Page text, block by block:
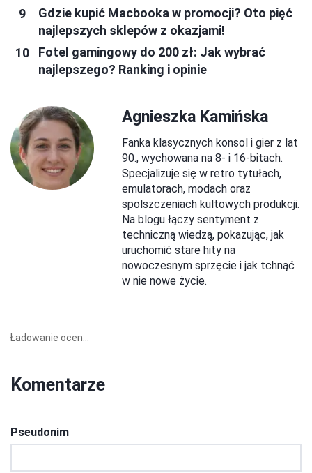
Gdzie kupić Macbooka w promocji? Oto pięć
najlepszych sklepów z okazjami!
Fotel gamingowy do 200 zł: Jak wybrać
najlepszego? Ranking i opinie
Agnieszka Kamińska
Fanka klasycznych konsol i gier z lat
90., wychowana na 8- i 16-bitach.
Specjalizuje się w retro tytułach,
emulatorach, modach oraz
spolszczeniach kultowych produkcji.
Na blogu łączy sentyment z
techniczną wiedzą, pokazując, jak
uruchomić stare hity na
nowoczesnym sprzęcie i jak tchnąć
w nie nowe życie.
Ładowanie ocen...
Komentarze
Pseudonim